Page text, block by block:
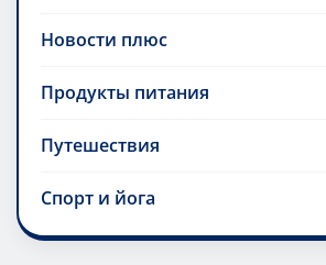
Новости плюс
Продукты питания
Путешествия
Спорт и йога